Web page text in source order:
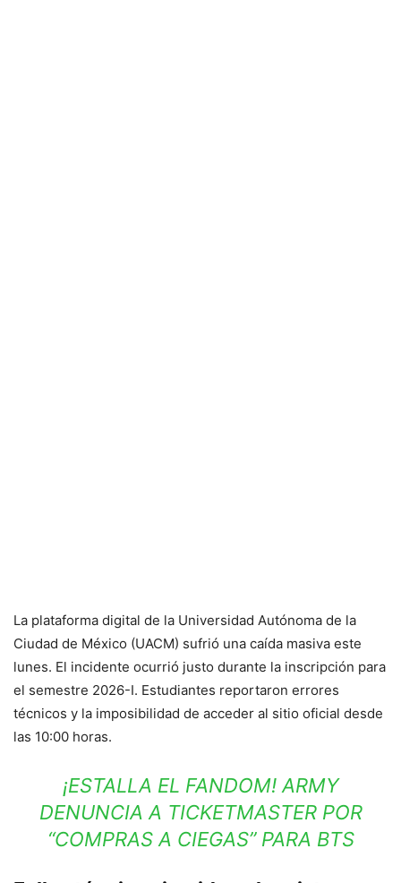
La plataforma digital de la Universidad Autónoma de la
Ciudad de México (UACM) sufrió una caída masiva este
lunes. El incidente ocurrió justo durante la inscripción para
el semestre 2026-I. Estudiantes reportaron errores
técnicos y la imposibilidad de acceder al sitio oficial desde
las 10:00 horas.
¡ESTALLA EL FANDOM! ARMY
DENUNCIA A TICKETMASTER POR
“COMPRAS A CIEGAS” PARA BTS